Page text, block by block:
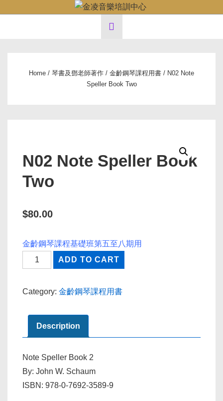
Home / 琴書及鄧老師著作 / 金齡鋼琴課程用書 / N02 Note
Speller Book Two
N02 Note Speller Book
Two
$80.00
金齡鋼琴課程基礎班第五至八期用
N02
Note
Two
quantity
ADD TO CART
Category: 金齡鋼琴課程用書
Description
Note Speller Book 2
By: John W. Schaum
ISBN: 978-0-7692-3589-9